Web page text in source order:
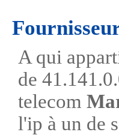
A qui
de
telecom
l'ip à un de